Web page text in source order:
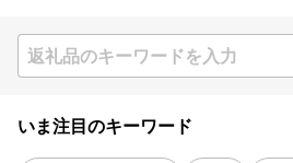
いま注目のキーワード